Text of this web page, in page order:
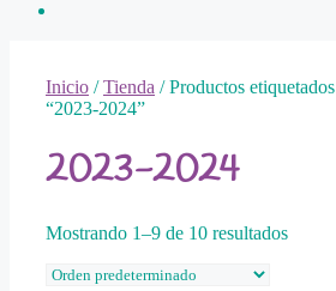
Inicio /Tienda / Productos etiquetados
“2023-2024”
2023-2024
Mostrando 1–9 de 10 resultados